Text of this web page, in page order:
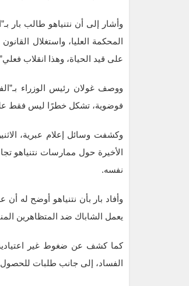
وأشار إلى أن نتنياهو طالب بار
المحكمة العليا، واستغلال
على قيد الحياة، وهذا انقلاب
ووصف غولان رئيس الوزراء
فوضوية، تشكل خطرًا ليس فقط على
الأخيرة حول ممارسات نتنياهو
نفسه.
وأفاد بار بأن نتنياهو أوضح له
يعمل الشاباك ضد المتظاهرين
كما كشف عن ضغوط غير
الفساد، إلى جانب طلبات